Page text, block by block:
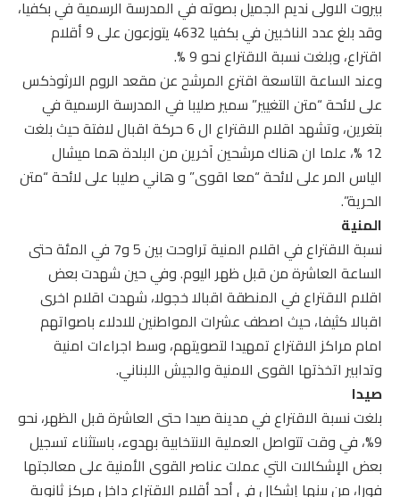
بيروت الاولى نديم الجميل بصوته في المدرسة الرسمية في بكفيا،
وقد بلغ عدد الناخبين في بكفيا 4632 يتوزعون على 9 أقلام
اقتراع، وبلغت نسبة الاقتراع نحو 9 %.
وعند الساعة التاسعة اقترع المرشح عن مقعد الروم الارثوذكس
على لائحة “متن التغيير” سمير صليبا في المدرسة الرسمية في
بتغرين، وتشهد اقلام الاقتراع ال 6 حركة اقبال لافتة حيث بلغت
12 %، علما ان هناك مرشحين آخرين من البلدة هما ميشال
الياس المر على لائحة “معا اقوى” و هاني صليبا على لائحة “متن
الحرية”.
المنية
نسبة الاقتراع في اقلام المنية تراوحت بين 5 و7 في المئة حتى
الساعة العاشرة من قبل ظهر اليوم. وفي حين شهدت بعض
اقلام الاقتراع في المنطقة اقبالا خجولا، شهدت اقلام اخرى
اقبالا كثيفا، حيث اصطف عشرات المواطنين للادلاء باصواتهم
امام مراكز الاقتراع تمهيدا لتصويتهم، وسط اجراءات امنية
وتدابير اتخذتها القوى الامنية والجيش اللبناني.
صيدا
بلغت نسبة الاقتراع في مدينة صيدا حتى العاشرة قبل الظهر، نحو
9%، في وقت تتواصل العملية الانتخابية بهدوء، باستثناء تسجيل
بعض الإشكالات التي عملت عناصر القوى الأمنية على معالجتها
فورا، من بينها إشكال في أحد أقلام الاقتراع داخل مركز ثانوية